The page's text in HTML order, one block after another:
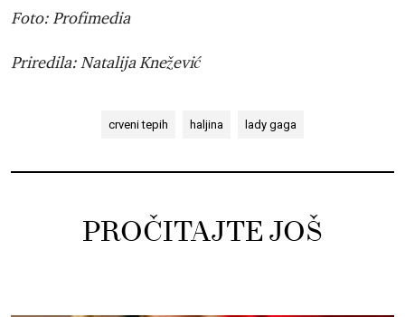
Foto: Profimedia
Priredila: Natalija Knežević
crveni tepih haljina lady gaga
PROČITAJTE JOŠ